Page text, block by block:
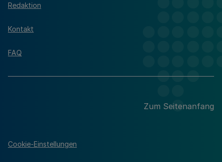
Redaktion
Kontakt
FAQ
Zum Seitenanfang
Cookie-Einstellungen